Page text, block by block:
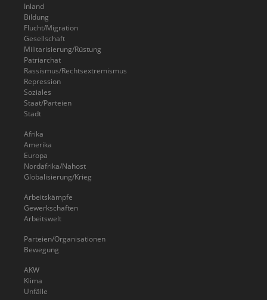
Inland
Bildung
Flucht/Migration
Gesellschaft
Militarisierung/Rüstung
Patriarchat
Rassismus/Rechtsextremismus
Repression
Soziales
Staat/Parteien
Stadt
Afrika
Amerika
Europa
Nordafrika/Nahost
Globalisierung/Krieg
Arbeitskämpfe
Gewerkschaften
Arbeitswelt
Parteien/Organisationen
Bewegung
AKW
Klima
Unfälle